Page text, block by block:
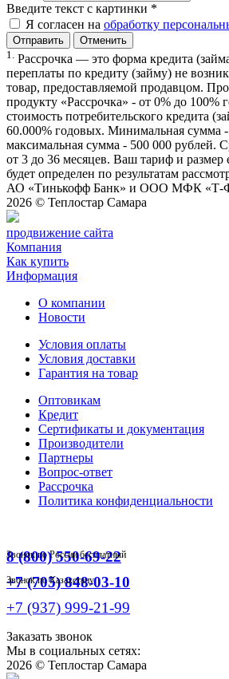
Введите текст с картинки *
Я согласен на обработку
Отменить
1.
Рассрочка — это форма кредита
переплаты по кредиту (займу) не
товар, предоставляемой продавцом.
продукту «Рассрочка» - от 0% до 100%
стоимость потребительского кредита
60.000% годовых. Минимальная сумма -
максимальная сумма - 500 000 рублей.
от 3 до 36 месяцев. Ваш тариф и размер
будет определен по результатам
АО «Тинькофф Банк» и ООО МФК «Т-
2026 © Теплостар Самара
продвижение сайта
Компания
Как купить
Информация
О компании
Новости
Условия оплаты
Условия доставки
Гарантия на товар
Оптовикам
Кредит
Сертификаты и документация
Производители
Партнеры
Вопрос-ответ
Рассрочка
Политика конфиденциальности
8 (800) 550-69-22
Звонок по России бесплатный
+7 (705) 848-03-10
Звонок по Казахстану
+7 (937) 999-21-99
Заказать звонок
Мы в социальных сетях:
2026 © Теплостар Самара